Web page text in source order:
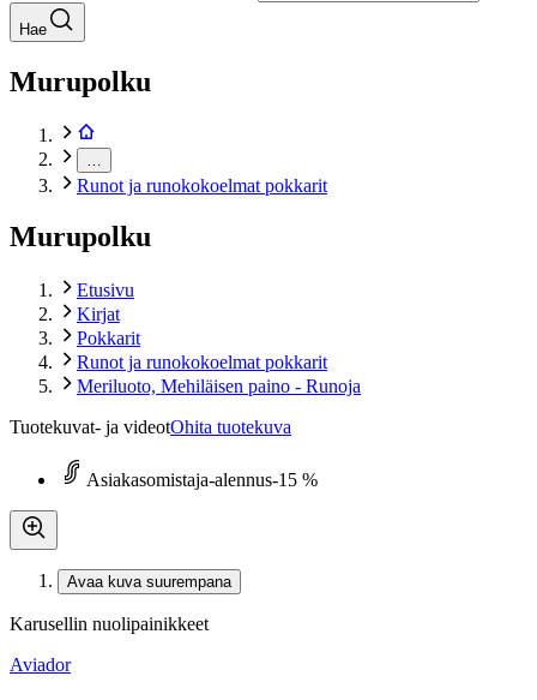
Hae
Murupolku
Runot ja runokokoelmat pokkarit
Murupolku
Etusivu
Kirjat
Pokkarit
Runot ja runokokoelmat pokkarit
Meriluoto, Mehiläisen paino - Runoja
Tuotekuvat- ja videotOhita tuotekuva
Asiakasomistaja-alennus-15 %
Avaa kuva suurempana
Karusellin nuolipainikkeet
Aviador